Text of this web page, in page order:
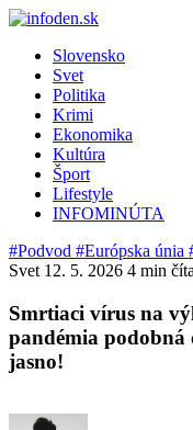
Slovensko
Svet
Politika
Krimi
Ekonomika
Kultúra
Šport
Lifestyle
INFOMINÚTA
#Podvod #Európska únia
Svet 12. 5. 2026 4 min
Smrtiaci vírus na
pandémia
jasno!